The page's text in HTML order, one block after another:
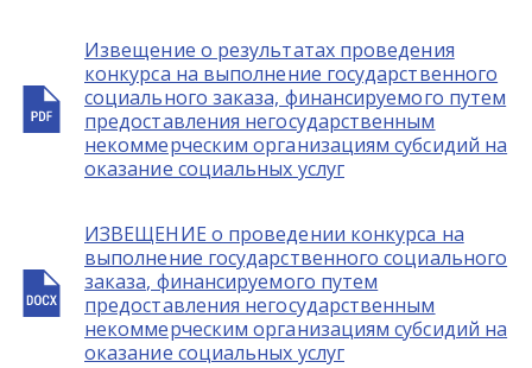
Извещение о результатах проведения
конкурса на выполнение государственного
социального заказа, финансируемого путем
предоставления негосударственным
некоммерческим организациям субсидий на
оказание социальных услуг
ИЗВЕЩЕНИЕ о проведении конкурса на
выполнение государственного социального
заказа, финансируемого путем
предоставления негосударственным
некоммерческим организациям субсидий на
оказание социальных услуг